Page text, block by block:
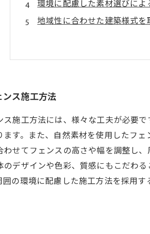
環境に配慮した素材選びに
地域性に合わせた建築様式
ス施工方法
施工方法には、様々な工夫が必要
す。また、自然素材を使用したフ
せてフェンスの高さや幅を調整し
デザインや色彩、質感にもこだわ
の環境に配慮した施工方法を採用